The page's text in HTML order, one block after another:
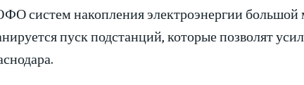
систем накопления электроэнергии большой
пуск подстанций, которые позволят